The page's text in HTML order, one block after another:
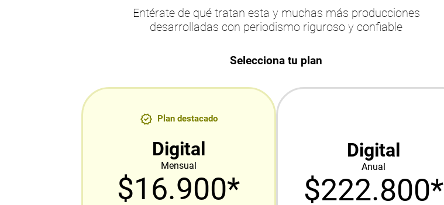
Entérate de qué tratan esta y muchas más producciones
desarrolladas con periodismo riguroso y confiable
Selecciona tu plan
Plan destacado
Digital
Mensual
$16.900*
Digital
Anual
$222.800*